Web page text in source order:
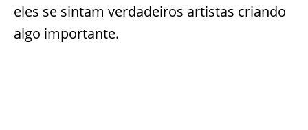
eles se sintam verdadeiros artistas criando
algo importante.